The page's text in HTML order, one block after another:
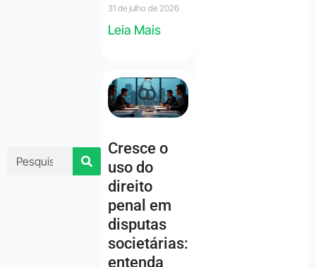
31 de julho de 2026
Leia Mais
Cresce o
uso do
direito
penal em
disputas
societárias:
entenda